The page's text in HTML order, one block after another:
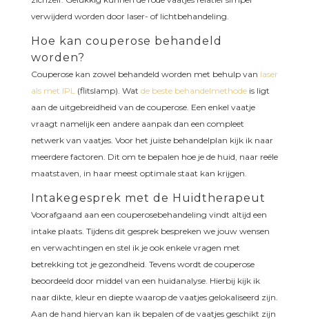
verwijderd worden door laser- of lichtbehandeling.
Hoe kan couperose behandeld
worden?
Couperose kan zowel behandeld worden met behulp van laser
als met IPL(flitslamp). Wat de beste behandelmethodeis ligt
aan de uitgebreidheid van de couperose. Een enkel vaatje
vraagt namelijk een andere aanpak dan een compleet
netwerk van vaatjes. Voor het juiste behandelplan kijk ik naar
meerdere factoren. Dit om te bepalen hoe je de huid, naar reële
maatstaven, in haar meest optimale staat kan krijgen.
Intakegesprek met de Huidtherapeut
Voorafgaand aan een couperosebehandeling vindt altijd een
intake plaats. Tijdens dit gesprek bespreken we jouw wensen
en verwachtingen en stel ik je ook enkele vragen met
betrekking tot je gezondheid. Tevens wordt de couperose
beoordeeld door middel van een huidanalyse. Hierbij kijk ik
naar dikte, kleur en diepte waarop de vaatjes gelokaliseerd zijn.
Aan de hand hiervan kan ik bepalen of de vaatjes geschikt zijn